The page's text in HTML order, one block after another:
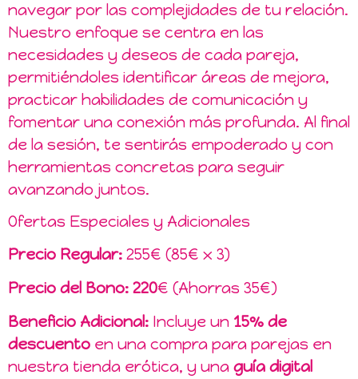
navegar por las complejidades de tu relación.
Nuestro enfoque se centra en las
necesidades y deseos de cada pareja,
permitiéndoles identificar áreas de mejora,
practicar habilidades de comunicación y
fomentar una conexión más profunda. Al final
de la sesión, te sentirás empoderado y con
herramientas concretas para seguir
avanzando juntos.
Ofertas Especiales y Adicionales
Precio Regular: 255€ (85€ x 3)
Precio del Bono: 220€ (Ahorras 35€)
Beneficio Adicional: Incluye un 15% de
descuento en una compra para parejas en
nuestra tienda erótica, y una guía digital